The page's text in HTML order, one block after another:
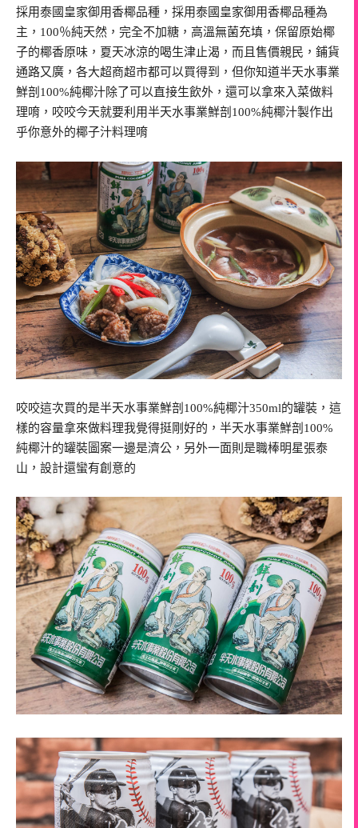
採用泰國皇家御用香椰品種，採用泰國皇家御用香椰品種為
主，100％純天然，完全不加糖，高溫無菌充填，保留原始椰
子的椰香原味，夏天冰涼的喝生津止渴，而且售價親民，鋪貨
通路又廣，各大超商超市都可以買得到，但你知道半天水事業
鮮剖100%純椰汁除了可以直接生飲外，還可以拿來入菜做料
理唷，咬咬今天就要利用半天水事業鮮剖100%純椰汁製作出
乎你意外的椰子汁料理唷
咬咬這次買的是半天水事業鮮剖100%純椰汁350ml的罐裝，這
樣的容量拿來做料理我覺得挺剛好的，半天水事業鮮剖100%
純椰汁的罐裝圖案一邊是濟公，另外一面則是職棒明星張泰
山，設計還蠻有創意的